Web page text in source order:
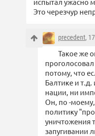
Это черезчур
precedent,
Такое же
потому, что
Балтике и
нации, ни
Он, по -
политику
уничтожения
запугивании